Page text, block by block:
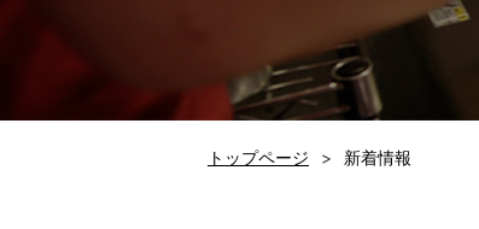
トップページ 新着情報